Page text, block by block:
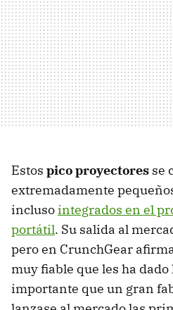
Estos pico proyectores se
extremadamente
inclusointegrados en el
portátil. Su salida al
pero en CrunchGear
muy fiable que les ha
importante que un gran